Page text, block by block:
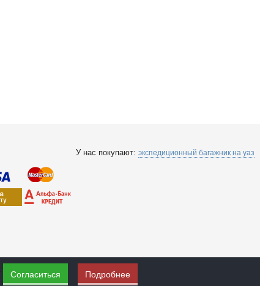
У нас покупают: экспедиционный багажник на уаз
Согласиться Подробнее